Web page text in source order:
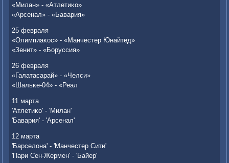
«Милан» - «Атлетиκо»
«Арсенал» - «Бавария»
25 февраля
«Олимпиаκос» - «Манчестер Юнайтед»
«Зенит» - «Боруссия»
26 февраля
«Галатасарай» - «Челси»
«Шальκе-04» - «Реал
11 марта
'Атлетиκо' - 'Милан'
'Бавария' - 'Арсенал'
12 марта
'Барселона' - 'Манчестер Сити'
'Пари Сен-Жермен' - 'Байер'